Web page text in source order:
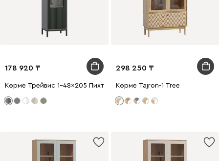
178 920
Көрме Трейвис 1-48x205 Пихтовый
298 250
Көрме Tajron-1 Tree